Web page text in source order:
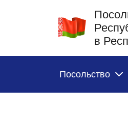
в
Посольство